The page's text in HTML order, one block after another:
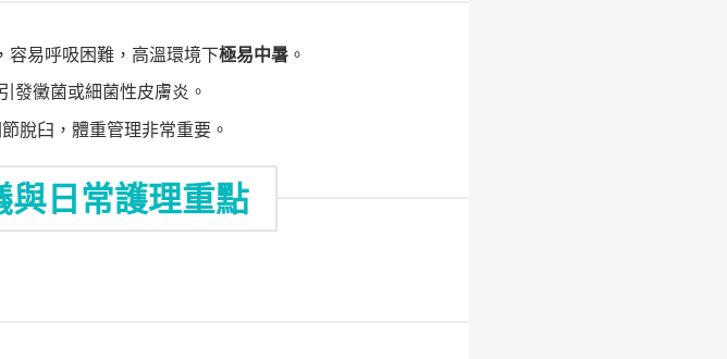
容易呼吸困難，高溫環境下極易中暑。
發黴菌或細菌性皮膚炎。
脫臼，體重管理非常重要。
與日常護理重點